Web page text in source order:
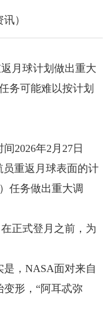
）
月球计划做出重大
务可能难以按计划
2026年2月27日
重返月球表面的计
任务做出重大调
正式登月之前，为
，NASA面对来自
形，“阿耳忒弥